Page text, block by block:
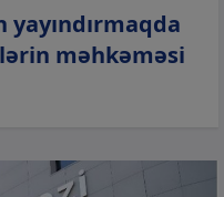
yayındırmaqda
məhkəməsi